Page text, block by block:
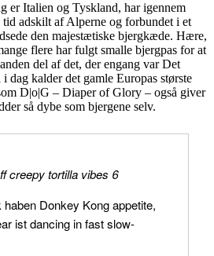
er Italien og Tyskland, har igennem
adskilt af Alperne og forbundet i et
den majestætiske bjergkæde. Hære,
flere har fulgt smalle bjergpas for at
del af det, der engang var Det
dag kalder det gamle Europas største
D|o|G – Diaper of Glory – også giver
så dybe som bjergene selv.
creepy tortilla vibes 6
Donkey Kong appetite,
ist dancing in fast slow-